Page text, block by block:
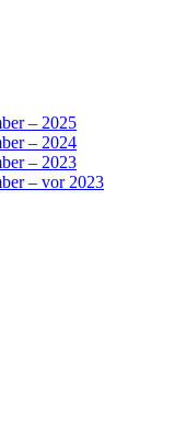
– 2025
– 2024
– 2023
– vor 2023